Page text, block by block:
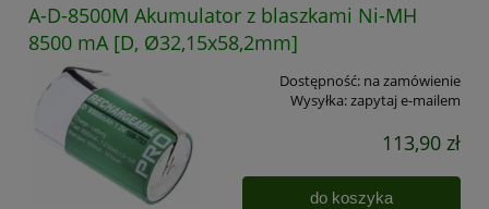
A-D-8500M Akumulator z blaszkami Ni-MH
8500 mA [D, Ø32,15x58,2mm]
Dostępność: na zamówienie
Wysyłka:zapytaj e-mailem
113,90 zł
do koszyka